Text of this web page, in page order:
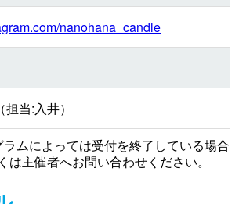
nanohana_candle
当:入井）
ムによっては受付を終了している場合
は主催者へお問い合わせください。